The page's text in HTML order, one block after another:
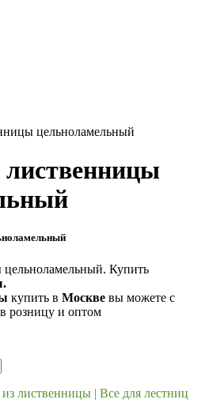
цельноламельный
Купить
.
купить в Москве вы можете с
розницу и оптом